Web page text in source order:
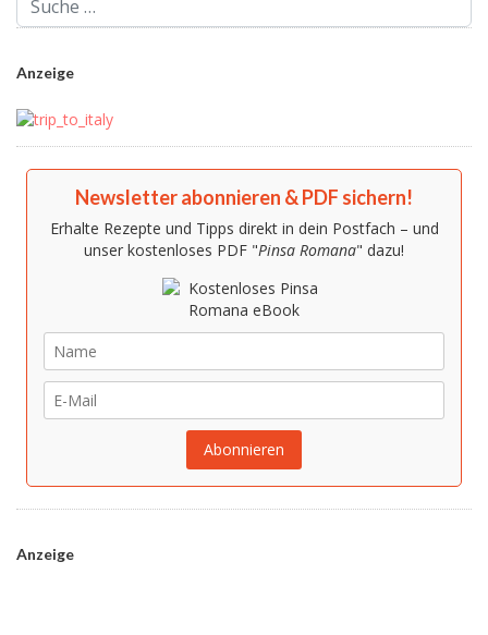
Anzeige
Newsletter abonnieren & PDF sichern!
Erhalte Rezepte und Tipps direkt in dein Postfach – und
unser kostenloses PDF "Pinsa Romana" dazu!
Anzeige